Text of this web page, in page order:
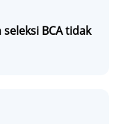
BCA tidak